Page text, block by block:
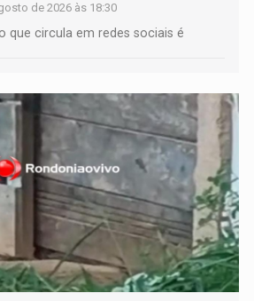
de 2026 às 18:30
que circula em redes sociais é